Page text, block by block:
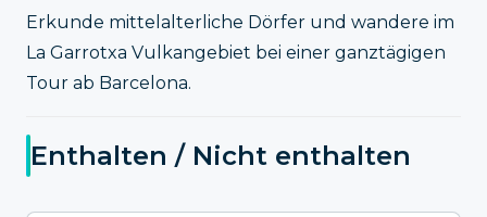
Erkunde mittelalterliche Dörfer und wandere im
La Garrotxa Vulkangebiet bei einer ganztägigen
Tour ab Barcelona.
Enthalten / Nicht enthalten